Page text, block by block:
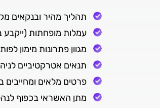
תהליך מהיר ובנקאים
עמלות מופחתות
מגוון פתרונות מימון
תנאים אטרקטיביים
פרטים מלאים ומחייבים
מתן האשראי בכפוף